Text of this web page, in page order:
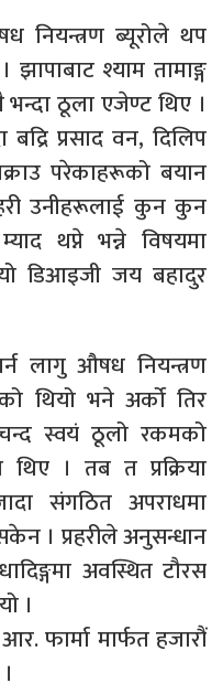
नियन्त्रण ब्यूरोले थप
श्याम तामाङ्ग
ठूला एजेण्ट थिए ।
प्रसाद वन, दिलिप
परेकाहरूको बयान
उनीहरूलाई कुन कुन
थप्ने भन्ने विषयमा
डिआइजी जय बहादुर
लागु औषध नियन्त्रण
थियो भने अर्को तिर
स्वयं ठूलो रकमको
थिए । तब त प्रक्रिया
संगठित अपराधमा
। प्रहरीले अनुसन्धान
अवस्थित टौरस
।
फार्मा मार्फत हजारौं